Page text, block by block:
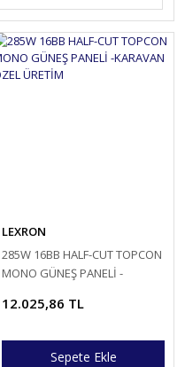
LEXRON
285W 16BB HALF-CUT TOPCON
MONO GÜNEŞ PANELİ -
12.025,86 TL
Sepete Ekle